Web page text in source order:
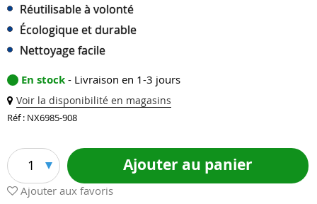
Réutilisable à volonté
Écologique et durable
Nettoyage facile
En stock - Livraison en 1-3 jours
Voir la disponibilité en magasins
Réf : NX6985-908
1 Ajouter au panier
Ajouter aux favoris